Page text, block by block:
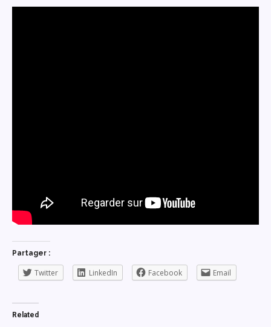
Partager :
Twitter LinkedIn Facebook Email
Related